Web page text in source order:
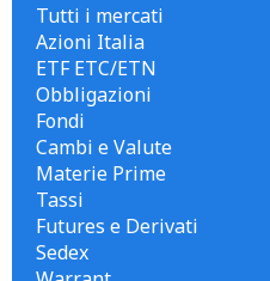
Tutti i mercati
Azioni Italia
ETF ETC/ETN
Obbligazioni
Fondi
Cambi e Valute
Materie Prime
Tassi
Futures e Derivati
Sedex